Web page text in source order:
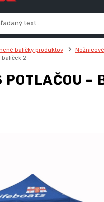
balíčky produktov
balíček 2
POTLAČOU –